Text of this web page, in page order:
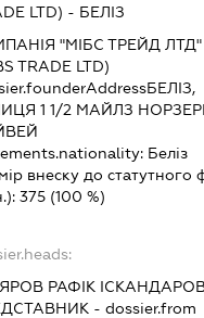
LTD) - БЕЛІЗ
"МІБС ТРЕЙД ЛТД"
TRADE LTD)
БЕЛІЗ,
1 1/2 МАЙЛЗ
Беліз
внеску до статутного
375(100 %)
РАФІК
- dossier.from